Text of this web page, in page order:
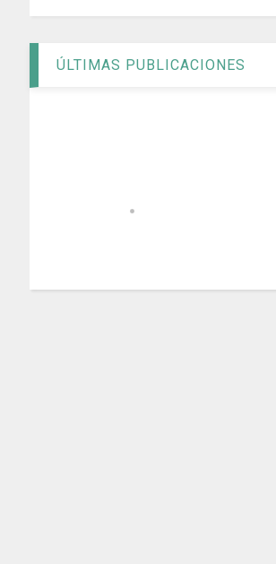
ÚLTIMAS PUBLICACIONES